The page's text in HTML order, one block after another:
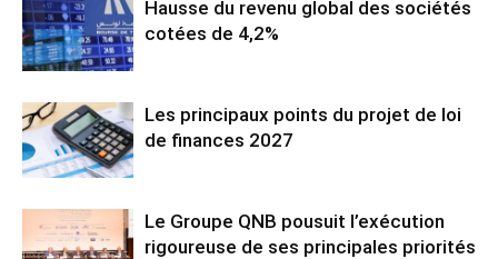
Hausse du revenu global des sociétés
cotées de 4,2%
Les principaux points du projet de loi
de finances 2027
Le Groupe QNB pousuit l’exécution
rigoureuse de ses principales priorités